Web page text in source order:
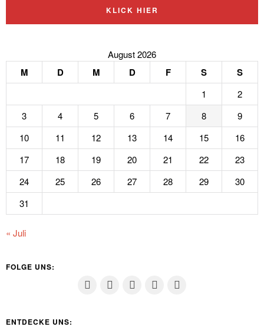
KLICK HIER
August 2026
M D M D F S S
1
2
3
4 5 6 7 8
9
10
11 12 13 14 15
16
17
18 19 20 21 22
23
24
25 26 27 28 29
30
31
« Juli
FOLGE UNS:
ENTDECKE UNS: